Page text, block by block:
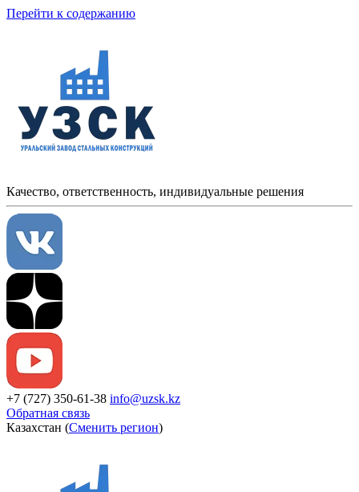
Перейти к содержанию
Качество, ответственность, индивидуальные решения
+7 (727) 350-61-38 info@uzsk.kz
Обратная связь
Казахстан (Сменить регион)